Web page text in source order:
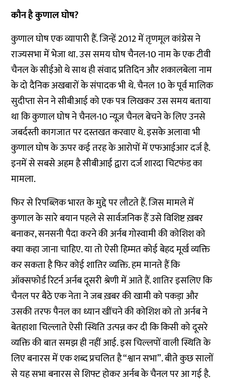
कौन है कुणाल घोष?
कुणाल घोष एक व्यापारी हैं. जिन्हें 2012 में तृणमूल कांग्रेस ने
राज्यसभा में भेजा था. उस समय घोष चैनल-10 नाम के एक टीवी
चैनल के सीईओ थे साथ ही संवाद प्रतिदिन और शकालबेला नाम
के दो दैनिक अखबारों के संपादक भी थे. चैनल 10 के पूर्व मालिक
सुदीप्ता सेन ने सीबीआई को एक पत्र लिखकर उस समय बताया
था कि कुणाल घोष ने चैनल-10 न्यूज़ चैनल बेचने के लिए उनसे
जबर्दस्ती कागजात पर दस्तखत करवाए थे. इसके अलावा भी
कुणाल घोष के ऊपर कई तरह के आरोपों में एफआईआर दर्ज है.
इनमें से सबसे अहम है सीबीआई द्वारा दर्ज शारदा चिटफंड का
मामला.
फिर से रिपब्लिक भारत के मुद्दे पर लौटते हैं. जिस मामले में
कुणाल के सारे बयान पहले से सार्वजनिक हैं उसे विशिष्ट ख़बर
बनाकर, सनसनी पैदा करने की अर्नब गोस्वामी की कोशिश को
क्या कहा जाना चाहिए. या तो ऐसी हिम्मत कोई बेहद मूर्ख व्यक्ति
कर सकता है फिर कोई शातिर व्यक्ति. हम मानते हैं कि
ऑक्सफोर्ड रिटर्न अर्नब दूसरी श्रेणी में आते हैं. शातिर इसलिए कि
चैनल पर बैठे एक नेता ने जब ख़बर की खामी को पकड़ा और
उसकी तरफ पैनल का ध्यान खींचने की कोशिश को तो अर्नब ने
बेतहाशा चिल्लाते ऐसी स्थिति उत्पन्न कर दी कि किसी को दूसरे
व्यक्ति की बात समझ ही नहीं आई. इस चिल्लपों वाली स्थिति के
लिए बनारस में एक शब्द प्रचलित है “श्वान सभा”. बीते कुछ सालों
से यह सभा बनारस से शिफ्ट होकर अर्नब के चैनल पर आ गई है.